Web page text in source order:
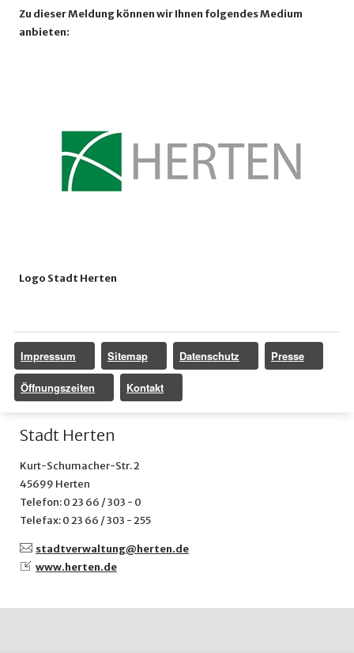
Zu dieser Meldung können wir Ihnen folgendes Medium
anbieten:
Logo Stadt Herten
Impressum Sitemap Datenschutz Presse
Öffnungszeiten Kontakt
Stadt Herten
Kurt-Schumacher-Str. 2
45699 Herten
Telefon: 0 23 66 / 303 - 0
Telefax: 0 23 66 / 303 - 255
stadtverwaltung@herten.de
www.herten.de